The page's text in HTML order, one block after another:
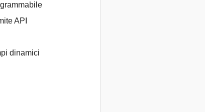
API
dinamici